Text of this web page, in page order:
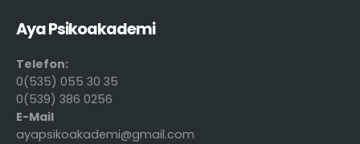
Aya Psikoakademi
Telefon:
0(535) 055 30 35
0(539) 386 0256
E-Mail
ayapsikoakademi@gmail.com